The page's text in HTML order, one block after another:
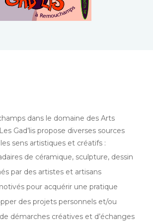
dans le domaine des Arts
Gad’lis propose diverses sources
sens artistiques et créatifs :
de céramique, sculpture, dessin
par des artistes et artisans
pour acquérir une pratique
des projets personnels et/ou
démarches créatives et d’échanges